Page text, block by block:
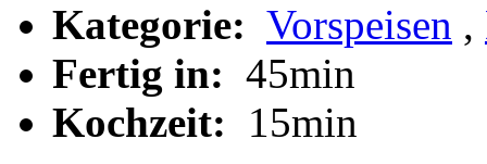
Kategorie: Vorspeisen ,
Fertig in: 45min
Kochzeit:
15min